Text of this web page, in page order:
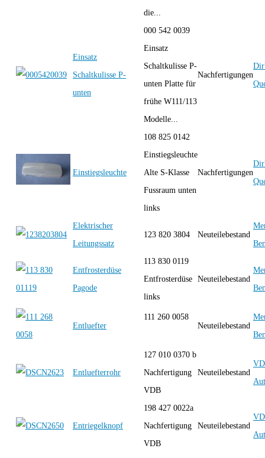
die...
Einsatz
Schaltkulisse P-
unten
000 542 0039
Einsatz
Schaltkulisse P-
unten Platte für
frühe W111/113
Modelle...
Nachfertigungen
Einstiegsleuchte
108 825 0142
Einstiegsleuchte
Alte S-Klasse
Fussraum unten
links
Nachfertigungen
Elektrischer
Leitungssatz
123 820 3804 Neuteilebestand
Entfrosterdüse
Pagode
113 830 0119
Entfrosterdüse
links
Neuteilebestand
Entluefter
111 260 0058
Neuteilebestand
Entluefterrohr
127 010 0370 b
Nachfertigung
VDB
Neuteilebestand
Entriegelknopf
198 427 0022a
Nachfertigung
VDB
Neuteilebestand